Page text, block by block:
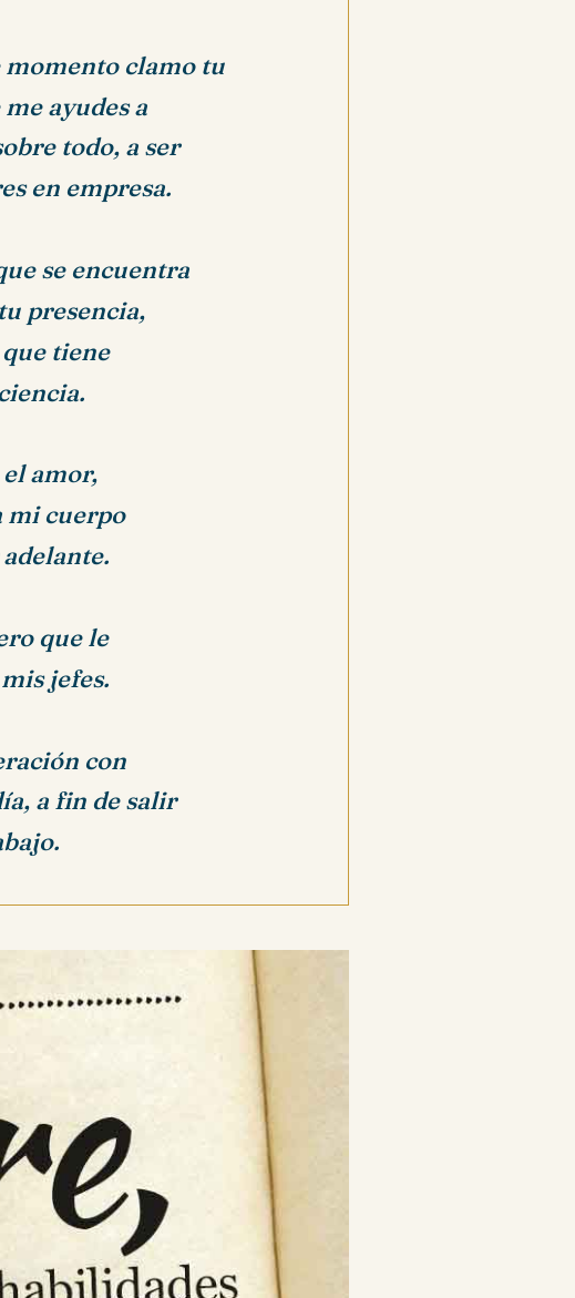
momento clamo tu
ayudes a
todo, a ser
en empresa.
se encuentra
presencia,
tiene
amor,
mi cuerpo
que le
jefes.
con
a fin de salir